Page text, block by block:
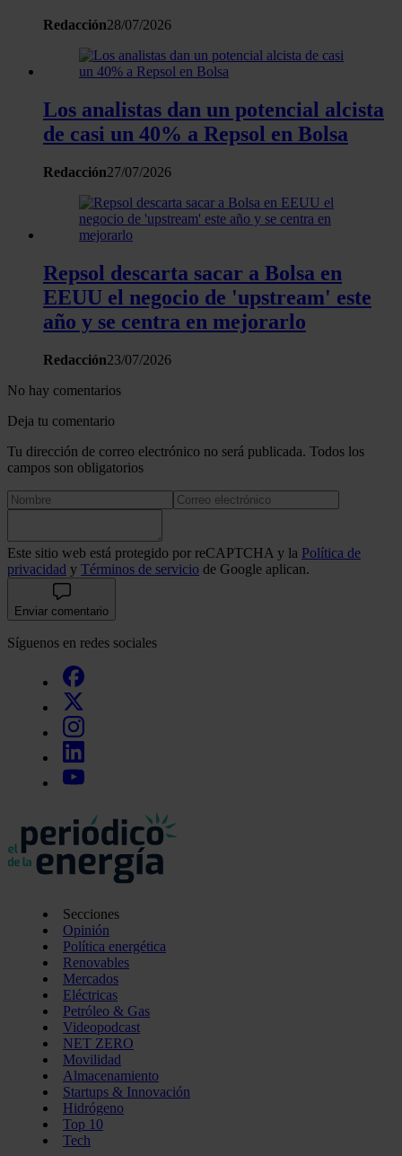
Redacción28/07/2026
Los analistas dan un potencial alcista
de casi un 40% a Repsol en Bolsa
Redacción27/07/2026
Repsol descarta sacar a Bolsa en
EEUU el negocio de 'upstream' este
año y se centra en mejorarlo
Redacción23/07/2026
No hay comentarios
Deja tu comentario
Tu dirección de correo electrónico no será publicada. Todos los
campos son obligatorios
Este sitio web está protegido por reCAPTCHA y la Política de
privacidad y Términos de servicio de Google aplican.
Enviar comentario
Síguenos en redes sociales
Secciones
Opinión
Política energética
Renovables
Mercados
Eléctricas
Petróleo & Gas
Videopodcast
NET ZERO
Movilidad
Almacenamiento
Startups & Innovación
Hidrógeno
Top 10
Tech